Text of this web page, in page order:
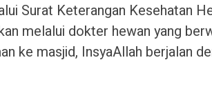
Surat Keterangan Kesehatan
melalui dokter hewan yang
ke masjid, InsyaAllah berjalan